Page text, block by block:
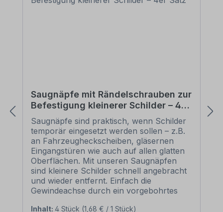
Saugnäpfe mit Rändelschrauben zur
Befestigung kleinerer Schilder – 4er
Satz
Saugnäpfe sind praktisch, wenn Schilder
temporär eingesetzt werden sollen – z.B.
an Fahrzeugheckscheiben, gläsernen
Eingangstüren wie auch auf allen glatten
Oberflächen. Mit unseren Saugnäpfen
sind kleinere Schilder schnell angebracht
und wieder entfernt. Einfach die
Gewindeachse durch ein vorgebohrtes
Inhalt: 4 Stück (1,68 € / 1 Stück)